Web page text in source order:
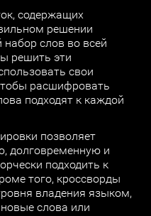
содержащих
решении
слов во всей
решить эти
свои
расшифровать
подходят к каждой
позволяет
долговременную и
подходить к
того, кроссворды
владения языком,
слова или